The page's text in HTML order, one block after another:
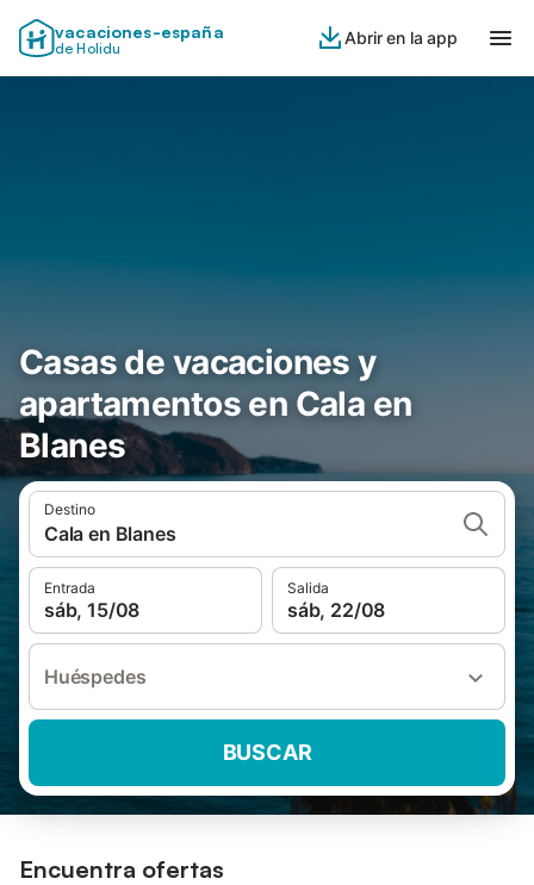
vacaciones-españa
de Holidu
Abrir en la app
Casas de vacaciones y
apartamentos en Cala en
Blanes
Destino
Cala en Blanes
Entrada
sáb, 15/08
Salida
sáb, 22/08
Huéspedes
BUSCAR
Encuentra ofertas